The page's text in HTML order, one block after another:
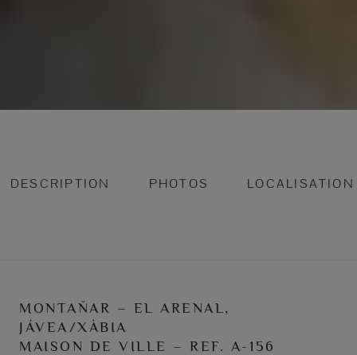
DESCRIPTION PHOTOS LOCALISATION
MONTAÑAR – EL ARENAL,
JÁVEA/XÀBIA
MAISON DE VILLE – REF. A-156